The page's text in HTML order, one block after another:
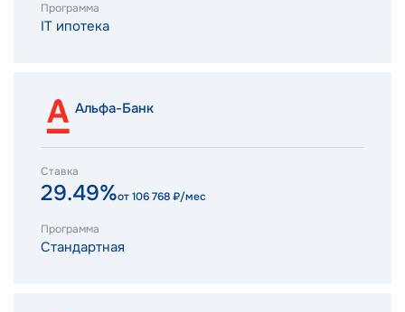
Программа
IT ипотека
Альфа-Банк
Ставка
29.49%от106 768₽/мес
Программа
Стандартная